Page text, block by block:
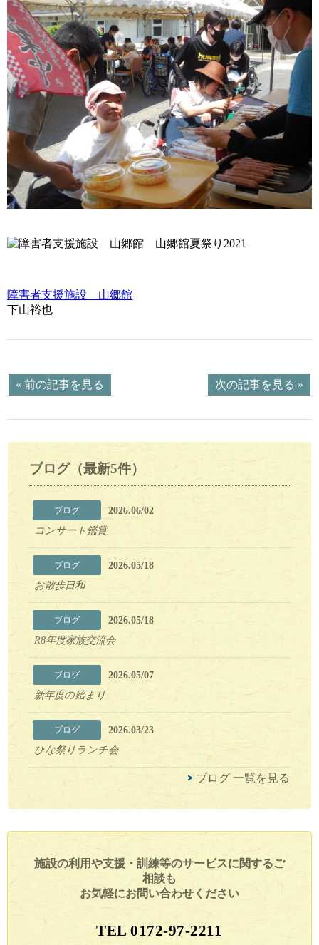
障害者支援施設 山郷館
下山裕也
« 前の記事を見る 次の記事を見る »
ブログ（最新5件）
ブログ
2026.06/02
コンサート鑑賞
ブログ
2026.05/18
お散歩日和
ブログ
2026.05/18
R8年度家族交流会
ブログ
2026.05/07
新年度の始まり
ブログ
2026.03/23
ひな祭りランチ会
ブログ 一覧を見る
施設の利用や支援・訓練等のサービスに関するご
相談も
お気軽にお問い合わせください
TEL 0172-97-2211